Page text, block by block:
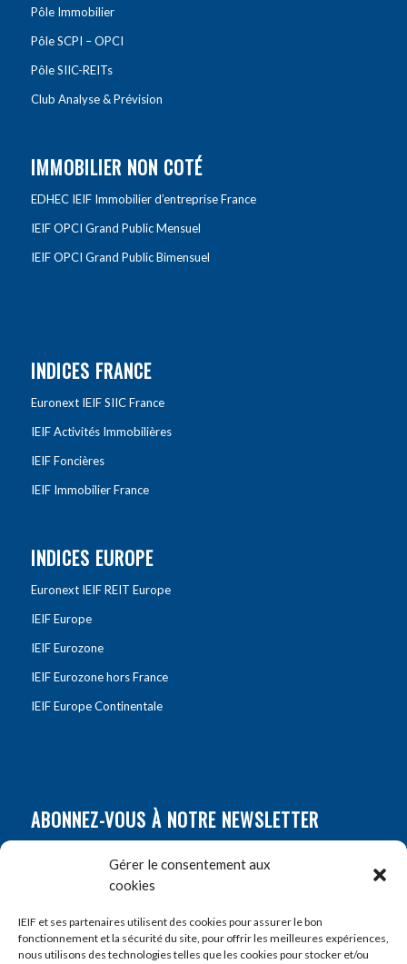
Gérer le consentement aux
cookies
IEIF et ses partenaires utilisent des cookies pour assurer le bon
fonctionnement et la sécurité du site, pour offrir les meilleures expériences,
nous utilisons des technologies telles que les cookies pour stocker et/ou
Pôle Immobilier
Pôle SCPI – OPCI
Pôle SIIC-REITs
Club Analyse & Prévision
IMMOBILIER NON COTÉ
EDHEC IEIF Immobilier d’entreprise France
IEIF OPCI Grand Public Mensuel
IEIF OPCI Grand Public Bimensuel
INDICES FRANCE
Euronext IEIF SIIC France
IEIF Activités Immobilières
IEIF Foncières
IEIF Immobilier France
INDICES EUROPE
Euronext IEIF REIT Europe
IEIF Europe
IEIF Eurozone
IEIF Eurozone hors France
IEIF Europe Continentale
ABONNEZ-VOUS À NOTRE NEWSLETTER
Prénom*